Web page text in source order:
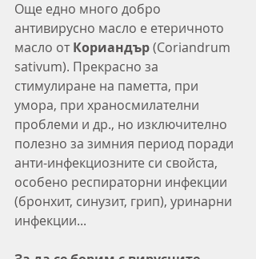
Още едно много добро
антивирусно масло е етеричното
масло от Кориандър (Coriandrum
sativum). Прекрасно за
стимулиране на паметта, при
умора, при храносмилателни
проблеми и др., но изключително
полезно за зимния период поради
анти-инфекциозните си свойста,
особено респираторни инфекции
(бронхит, синузит, грип), уринарни
инфекции...